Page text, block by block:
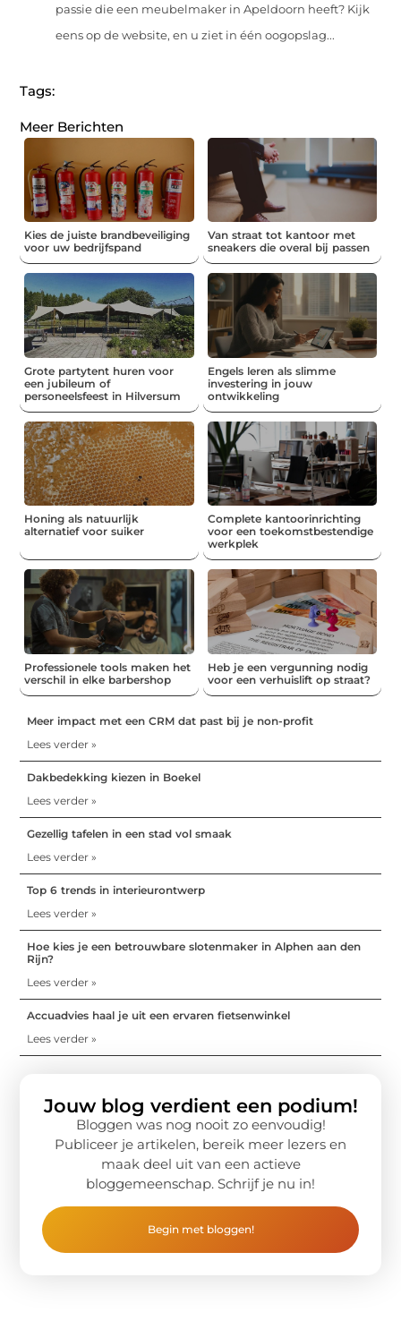
passie die een meubelmaker in Apeldoorn heeft? Kijk
eens op de website, en u ziet in één oogopslag...
Tags:
Meer Berichten
Kies de juiste brandbeveiliging
voor uw bedrijfspand
Van straat tot kantoor met
sneakers die overal bij passen
Grote partytent huren voor
een jubileum of
personeelsfeest in Hilversum
Engels leren als slimme
investering in jouw
ontwikkeling
Honing als natuurlijk
alternatief voor suiker
Complete kantoorinrichting
voor een toekomstbestendige
werkplek
Professionele tools maken het
verschil in elke barbershop
Heb je een vergunning nodig
voor een verhuislift op straat?
Meer impact met een CRM dat past bij je non-profit
Lees verder »
Dakbedekking kiezen in Boekel
Lees verder »
Gezellig tafelen in een stad vol smaak
Lees verder »
Top 6 trends in interieurontwerp
Lees verder »
Hoe kies je een betrouwbare slotenmaker in Alphen aan den
Rijn?
Lees verder »
Accuadvies haal je uit een ervaren fietsenwinkel
Lees verder »
Jouw blog verdient een podium!
Bloggen was nog nooit zo eenvoudig!
Publiceer je artikelen, bereik meer lezers en
maak deel uit van een actieve
bloggemeenschap. Schrijf je nu in!
Begin met bloggen!